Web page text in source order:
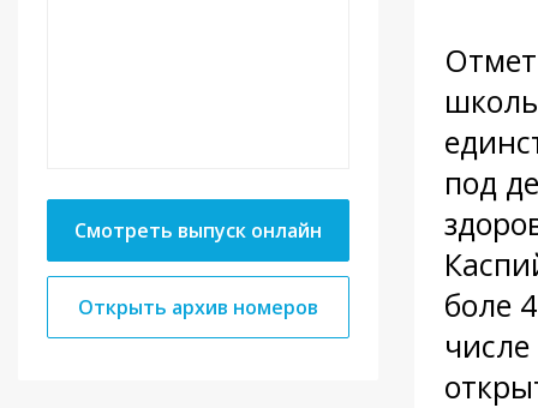
Смотреть выпуск онлайн
Открыть архив номеров
под
боле